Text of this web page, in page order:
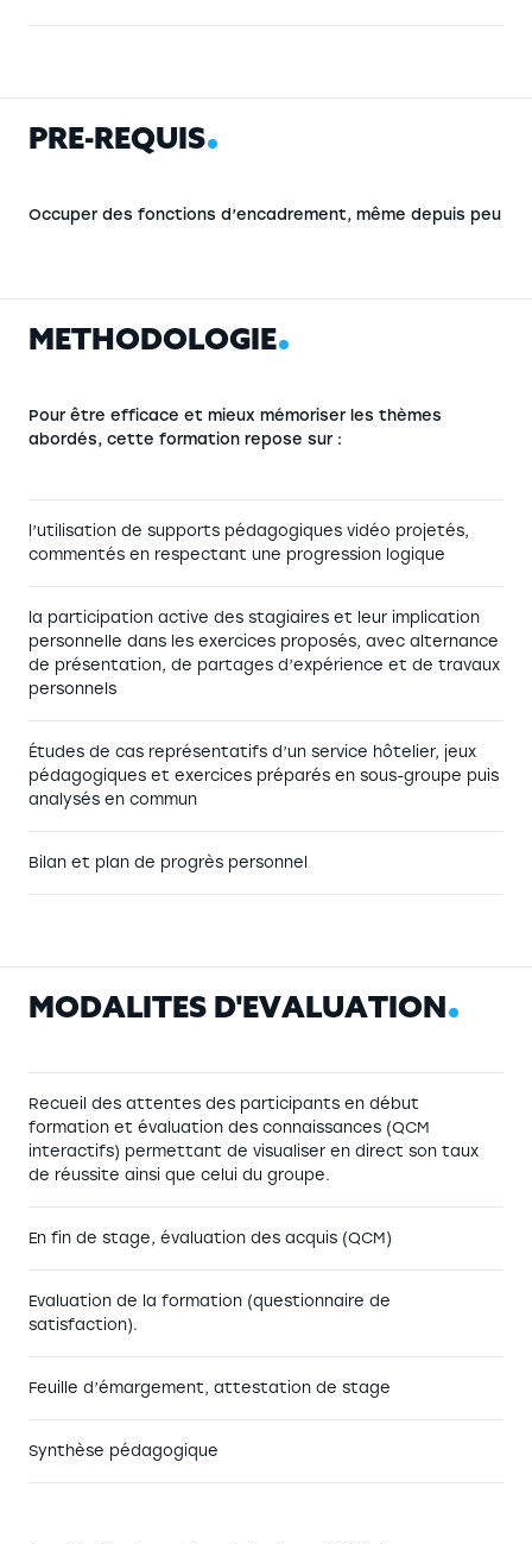
PRÉ-REQUIS
Occuper des fonctions d’encadrement, même depuis peu
MÉTHODOLOGIE
Pour être efficace et mieux mémoriser les thèmes
abordés, cette formation repose sur :
l’utilisation de supports pédagogiques vidéo projetés,
commentés en respectant une progression logique
la participation active des stagiaires et leur implication
personnelle dans les exercices proposés, avec alternance
de présentation, de partages d’expérience et de travaux
personnels
Études de cas représentatifs d’un service hôtelier, jeux
pédagogiques et exercices préparés en sous-groupe puis
analysés en commun
Bilan et plan de progrès personnel
MODALITÉS D'ÉVALUATION
Recueil des attentes des participants en début
formation et évaluation des connaissances (QCM
interactifs) permettant de visualiser en direct son taux
de réussite ainsi que celui du groupe.
En fin de stage, évaluation des acquis (QCM)
Evaluation de la formation (questionnaire de
satisfaction).
Feuille d’émargement, attestation de stage
Synthèse pédagogique